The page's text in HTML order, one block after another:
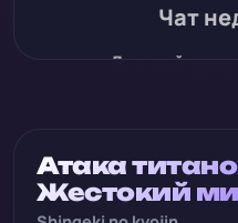
Чат
Для этой
Атака
Жестокий